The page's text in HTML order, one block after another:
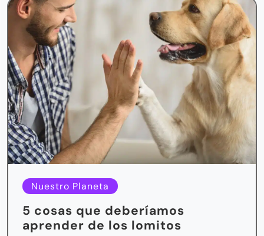
Nuestro Planeta
5 cosas que deberíamos
aprender de los lomitos